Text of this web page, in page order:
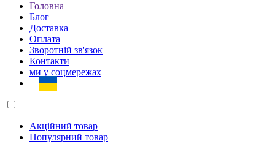
Головна
Блог
Доставка
Оплата
Зворотній зв'язок
Контакти
ми у соцмережах
Акційний товар
Популярний товар